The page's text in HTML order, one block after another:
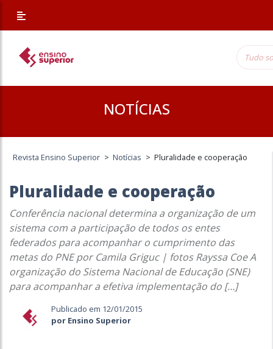
NOTÍCIAS
Revista Ensino Superior > Notícias > Pluralidade e cooperação
Pluralidade e cooperação
Conferência nacional determina a organização de um
sistema com a participação de todos os entes
federados para acompanhar o cumprimento das
metas do PNE por Camila Griguc | fotos Rayssa Coe A
organização do Sistema Nacional de Educação (SNE)
para acompanhar a efetiva implementação do […]
Publicado em 12/01/2015
por Ensino Superior